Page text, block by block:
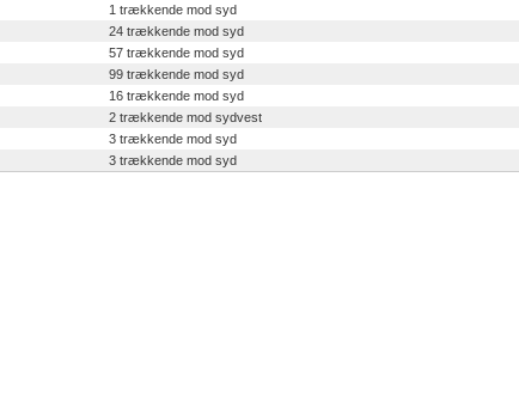
1 trækkende mod syd
24 trækkende mod syd
57 trækkende mod syd
99 trækkende mod syd
16 trækkende mod syd
2 trækkende mod sydvest
3 trækkende mod syd
3 trækkende mod syd